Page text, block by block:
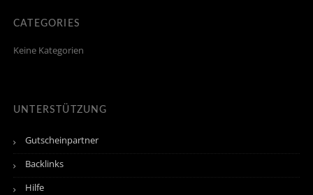
CATEGORIES
Keine Kategorien
UNTERSTÜTZUNG
Gutscheinpartner
Backlinks
Hilfe